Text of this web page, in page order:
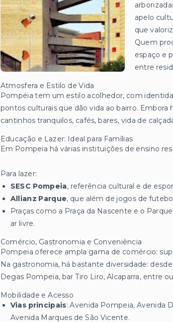
apelo
que
Quem
espaço e
entre
Atmosfera e Estilo de Vida
Pompéia tem um estilo acolhedor, com
pontos culturais que dão vida ao bairro.
cantinhos tranquilos, cafés, bares, vida de
Educação e Lazer: Ideal para Famílias
Em Pompeia há várias instituições de ensino
Para lazer:
SESC Pompeia, referência cultural e de
Allianz Parque, que além de jogos de
Praças como a Praça da Nascente e o
ar livre.
Comércio, Gastronomia e Conveniência
Pompeia oferece ampla gama de comércio:
Na gastronomia, há bastante diversidade:
Degas Pompeia, bar Tiro Liro, Alcaparra, entre
Mobilidade e Acesso
Vias principais: Avenida Pompeia, Avenida
Avenida Marques de São Vicente.